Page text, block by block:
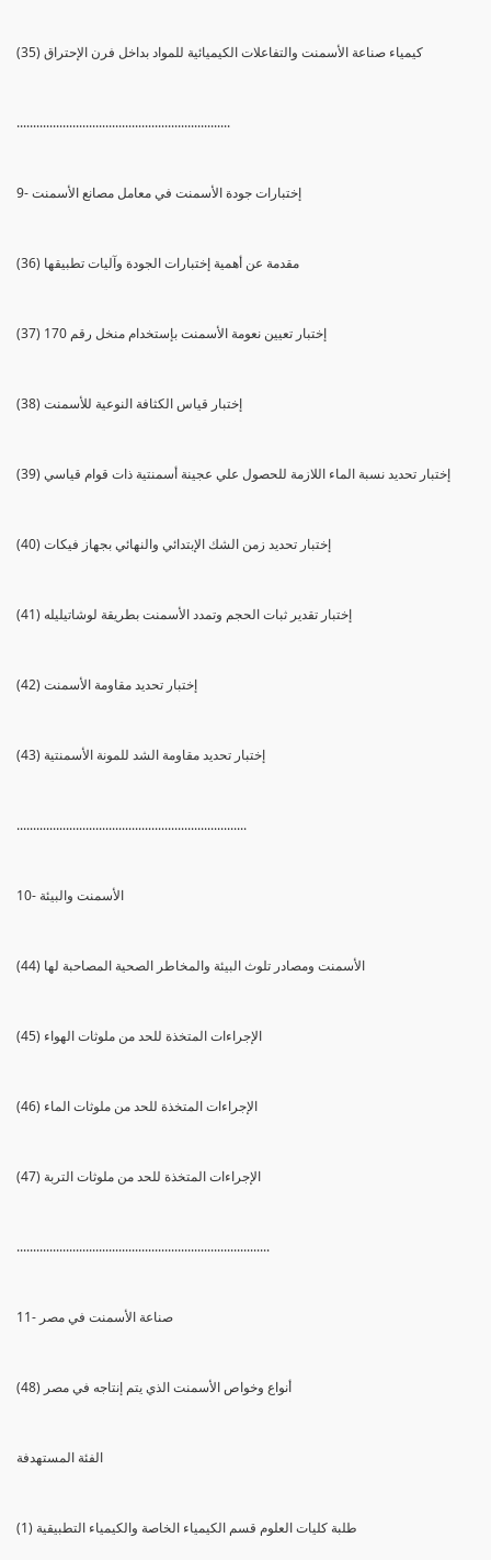
(35) كيمياء صناعة الأسمنت والتفاعلات الكيميائية للمواد بداخل فرن الإحتراق
.................................................................
9- إختبارات جودة الأسمنت في معامل مصانع الأسمنت
(36) مقدمة عن أهمية إختبارات الجودة وآليات تطبيقها
(37) إختبار تعيين نعومة الأسمنت بإستخدام منخل رقم 170
(38) إختبار قياس الكثافة النوعية للأسمنت
(39) إختبار تحديد نسبة الماء اللازمة للحصول علي عجينة أسمنتية ذات قوام قياسي
(40) إختبار تحديد زمن الشك الإبتدائي والنهائي بجهاز فيكات
(41) إختبار تقدير ثبات الحجم وتمدد الأسمنت بطريقة لوشاتيليله
(42) إختبار تحديد مقاومة الأسمنت
(43) إختبار تحديد مقاومة الشد للمونة الأسمنتية
......................................................................
10- الأسمنت والبيئة
(44) الأسمنت ومصادر تلوث البيئة والمخاطر الصحية المصاحبة لها
(45) الإجراءات المتخذة للحد من ملوثات الهواء
(46) الإجراءات المتخذة للحد من ملوثات الماء
(47) الإجراءات المتخذة للحد من ملوثات التربة
.............................................................................
11- صناعة الأسمنت في مصر
(48) أنواع وخواص الأسمنت الذي يتم إنتاجه في مصر
الفئة المستهدفة
(1) طلبة كليات العلوم قسم الكيمياء الخاصة والكيمياء التطبيقية